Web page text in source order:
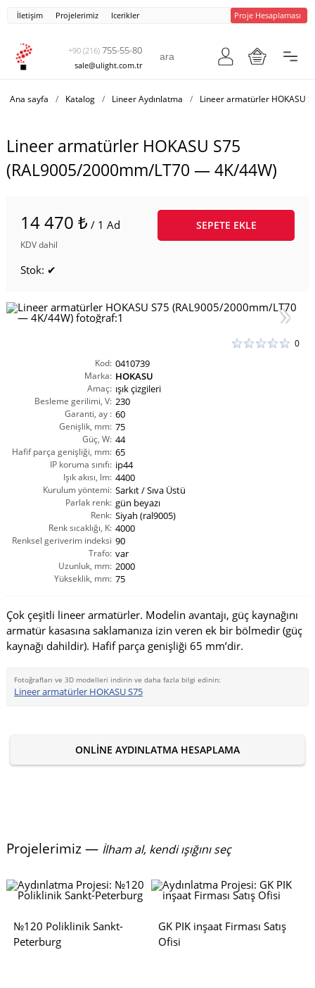
İletişim Projelerimiz Icerikler Proje Hesaplaması
+90 (216) 755-55-80
sale@ulight.com.tr
Ana sayfa / Katalog / Lineer Aydınlatma / Lineer armatürler HOKASU
Lineer armatürler HOKASU S75
(RAL9005/2000mm/LT70 — 4K/44W)
14 470 ₺ / 1 Ad
KDV dahil
SEPETE EKLE
Stok: ✔
0
Kod: 0410739
Marka: HOKASU
Amaç: ışık çizgileri
Besleme gerilimi, V: 230
Garanti, ay : 60
Genişlik, mm: 75
Güç, W: 44
Hafif parça genişliği, mm: 65
IP koruma sınıfı: ip44
Işık akısı, lm: 4400
Kurulum yöntemi: Sarkıt / Sıva Üstü
Parlak renk: gün beyazı
Renk: Siyah (ral9005)
Renk sıcaklığı, K: 4000
Renksel geriverim indeksi
CRI(Ra):
90
Trafo: var
Uzunluk, mm: 2000
Yükseklik, mm: 75
Çok çeşitli lineer armatürler. Modelin avantajı, güç kaynağını
armatür kasasına saklamanıza izin veren ek bir bölmedir (güç
kaynağı dahildir). Hafif parça genişliği 65 mm’dir.
Fotoğrafları ve 3D modelleri indirin ve daha fazla bilgi edinin:
Lineer armatürler HOKASU S75
ONLINE AYDINLATMA HESAPLAMA
Projelerimiz — İlham al, kendi ışığını seç
№120 Poliklinik Sankt-
Peterburg
GK PIK inşaat Firması Satış
Ofisi